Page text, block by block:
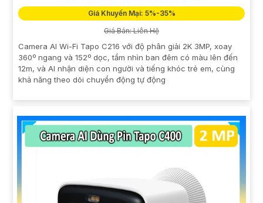
Giá Khuyến Mại: 5%-35%
Giá Bán: Liên Hệ
Camera AI Wi-Fi Tapo C216 với độ phân giải 2K 3MP, xoay
360º ngang và 152º dọc, tầm nhìn ban đêm có màu lên đến
12m, và AI nhận diện con người và tiếng khóc trẻ em, cùng
khả năng theo dõi chuyển động tự động